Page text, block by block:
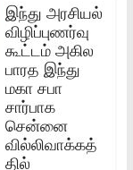
இந்து அரசியல்
விழிப்புணர்வு
கூட்டம் அகில
பாரத இந்து
மகா சபா
சார்பாக
சென்னை
வில்லிவாக்கத்
தில்